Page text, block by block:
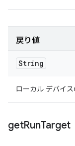
戻り値
String
ローカル デバイス
getRunTarget